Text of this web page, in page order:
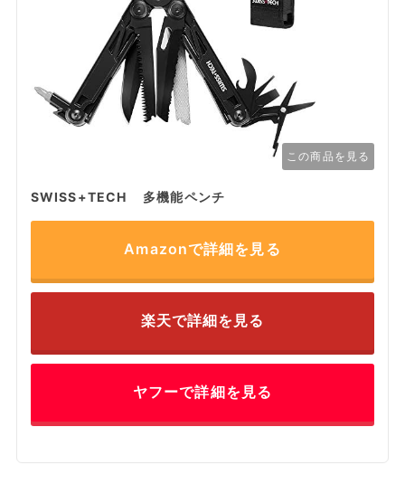
この商品を見る
SWISS+TECH 多機能ペンチ
Amazonで詳細を見る
楽天で詳細を見る
ヤフーで詳細を見る